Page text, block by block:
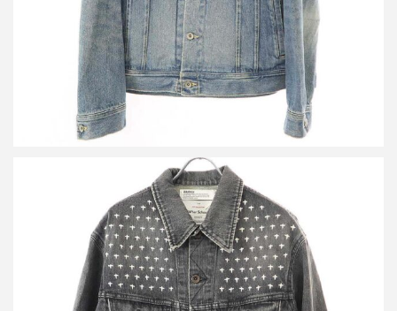
ダイリク 22AW Cross Embroidery Vintage Denim Jacket 刺繍デニ